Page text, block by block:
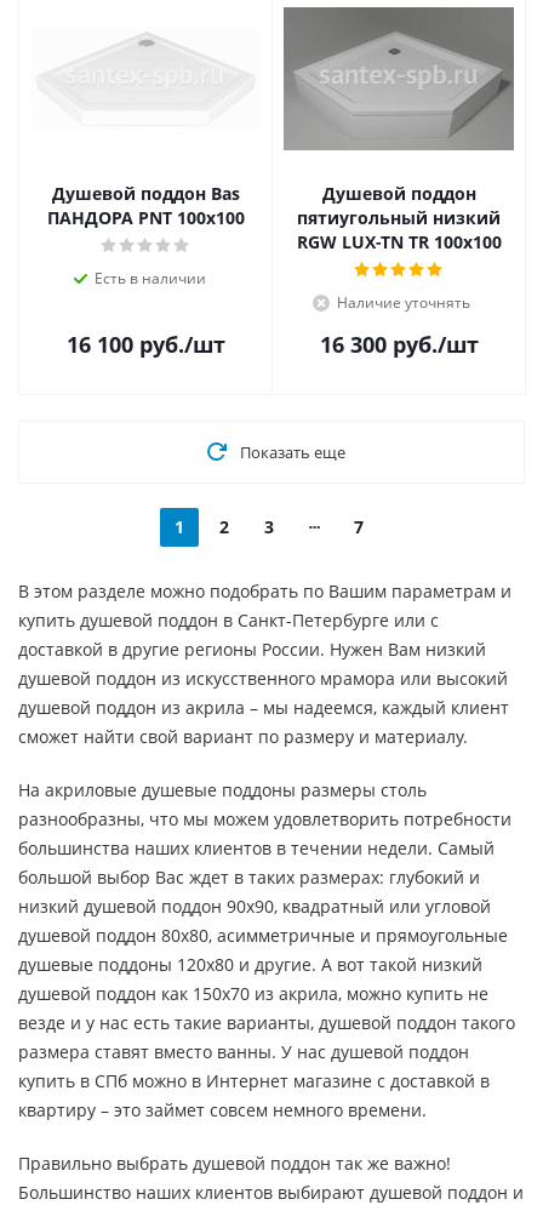
Душевой поддон Bas
ПАНДОРА PNT 100х100
Есть в наличии
16 100руб./шт
Душевой поддон
пятиугольный низкий
RGW LUX-TN TR 100x100
Наличие уточнять
16 300руб./шт
Показать еще
1 2 3 7
В этом разделе можно подобрать по Вашим параметрам и
купить душевой поддон в Санкт-Петербурге или с
доставкой в другие регионы России. Нужен Вам низкий
душевой поддон из искусственного мрамора или высокий
душевой поддон из акрила – мы надеемся, каждый клиент
сможет найти свой вариант по размеру и материалу.
На акриловые душевые поддоны размеры столь
разнообразны, что мы можем удовлетворить потребности
большинства наших клиентов в течении недели. Самый
большой выбор Вас ждет в таких размерах: глубокий и
низкий душевой поддон 90х90, квадратный или угловой
душевой поддон 80х80, асимметричные и прямоугольные
душевые поддоны 120х80 и другие. А вот такой низкий
душевой поддон как 150х70 из акрила, можно купить не
везде и у нас есть такие варианты, душевой поддон такого
размера ставят вместо ванны. У нас душевой поддон
купить в СПб можно в Интернет магазине с доставкой в
квартиру – это займет совсем немного времени.
Правильно выбрать душевой поддон так же важно!
Большинство наших клиентов выбирают душевой поддон и